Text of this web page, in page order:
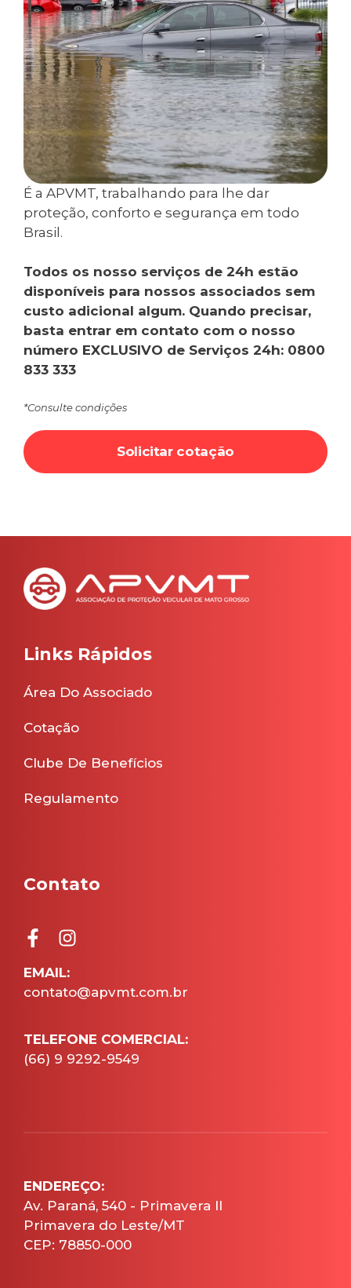
É a APVMT, trabalhando para lhe dar
proteção, conforto e segurança em todo
Brasil.
Todos os nosso serviços de 24h estão
disponíveis para nossos associados sem
custo adicional algum. Quando precisar,
basta entrar em contato com o nosso
número EXCLUSIVO de Serviços 24h: 0800
833 333
*Consulte condições
Solicitar cotação
Links Rápidos
Área Do Associado
Cotação
Clube De Benefícios
Regulamento
Contato
EMAIL:
contato@apvmt.com.br
TELEFONE COMERCIAL:
(66) 9 9292-9549
ENDEREÇO:
Av. Paraná, 540 - Primavera II
Primavera do Leste/MT
CEP: 78850-000